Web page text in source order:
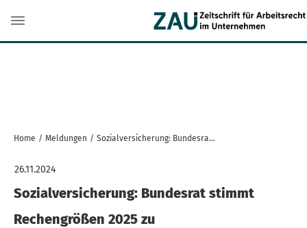
Home / Meldungen / Sozialversicherung: Bundesrat stimmt Rechengrößen 2025 zu
26.11.2024
Sozialversicherung: Bundesrat stimmt
Rechengrößen 2025 zu